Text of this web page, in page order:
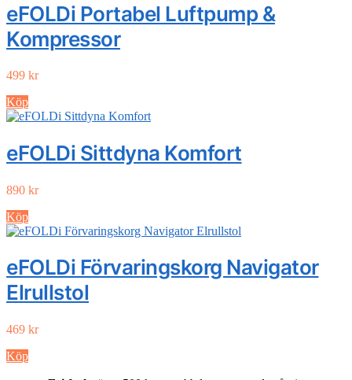
eFOLDi Portabel Luftpump &
Kompressor
499 kr
Köp
eFOLDi Sittdyna Komfort
890 kr
Köp
eFOLDi Förvaringskorg Navigator
Elrullstol
469 kr
Köp